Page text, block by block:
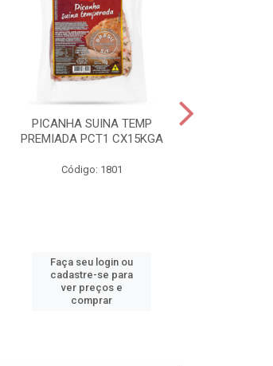
PICANHA SUINA TEMP
PREMIADA PCT1 CX15KGA
Código: 1801
Faça seu login ou
cadastre-se para
ver preços e
comprar